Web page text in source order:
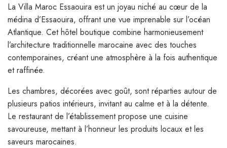
La Villa Maroc Essaouira est un joyau niché au cœur de la
médina d’Essaouira, offrant une vue imprenable sur l’océan
Atlantique. Cet hôtel boutique combine harmonieusement
l’architecture traditionnelle marocaine avec des touches
contemporaines, créant une atmosphère à la fois authentique
et raffinée.
Les chambres, décorées avec goût, sont réparties autour de
plusieurs patios intérieurs, invitant au calme et à la détente.
Le restaurant de l’établissement propose une cuisine
savoureuse, mettant à l’honneur les produits locaux et les
saveurs marocaines.